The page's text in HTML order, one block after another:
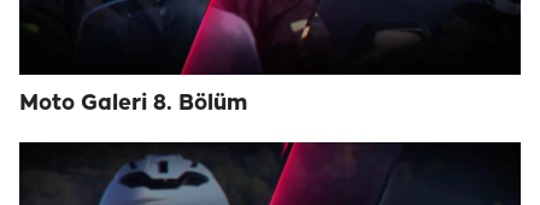
Moto Galeri 8. Bölüm